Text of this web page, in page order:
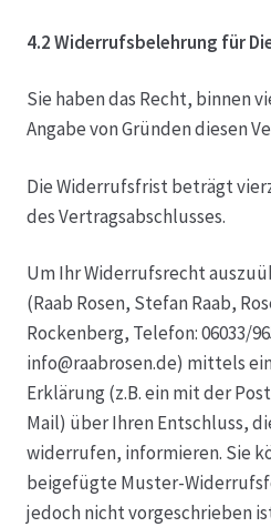
4.2 Widerrufsbelehrung für
Sie haben das Recht, binnen
Angabe von Gründen diesen
Die Widerrufsfrist beträgt
des Vertragsabschlusses.
Um Ihr Widerrufsrecht
(Raab Rosen, Stefan Raab,
Rockenberg, Telefon: 06033/
info@raabrosen.de) mittels
Erklärung (z.B. ein mit der
Mail) über Ihren Entschluss,
widerrufen, informieren. Sie
beigefügte Muster-
jedoch nicht vorgeschrieben